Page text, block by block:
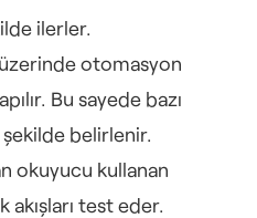
ilerler.
otomasyon
Bu sayede bazı
belirlenir.
okuyucu kullanan
akışları test eder.